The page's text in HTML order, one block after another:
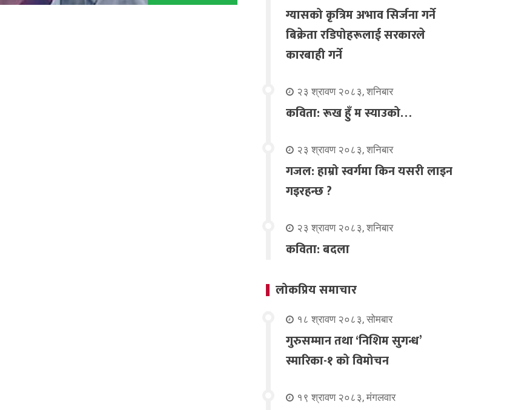
ग्यासको कृत्रिम अभाव सिर्जना गर्ने
बिक्रेता रडिपोहरूलाई सरकारले
कारबाही गर्ने
२३ श्रावण २०८३, शनिबार
कविता: रूख हुँ म स्याउको…
२३ श्रावण २०८३, शनिबार
गजल: हाम्रो स्वर्गमा किन यसरी लाइन
गइरहन्छ ?
२३ श्रावण २०८३, शनिबार
कविता: बदला
लोकप्रिय समाचार
१८ श्रावण २०८३, सोमबार
गुरुसम्मान तथा ‘निशिम सुगन्ध’
स्मारिका-१ को विमोचन
१९ श्रावण २०८३, मंगलवार